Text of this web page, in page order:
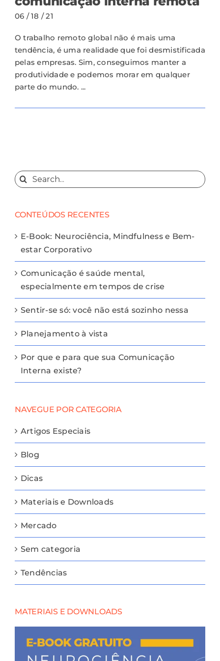
06 / 18 / 21
O trabalho remoto global não é mais uma
tendência, é uma realidade que foi desmistificada
pelas empresas. Sim, conseguimos manter a
produtividade e podemos morar em qualquer
parte do mundo. ...
Search
for:
CONTEÚDOS RECENTES
E-Book: Neurociência, Mindfulness e Bem-
estar Corporativo
Comunicação é saúde mental,
especialmente em tempos de crise
Sentir-se só: você não está sozinho nessa
Planejamento à vista
Por que e para que sua Comunicação
Interna existe?
NAVEGUE POR CATEGORIA
Artigos Especiais
Blog
Dicas
Materiais e Downloads
Mercado
Sem categoria
Tendências
MATERIAIS E DOWNLOADS